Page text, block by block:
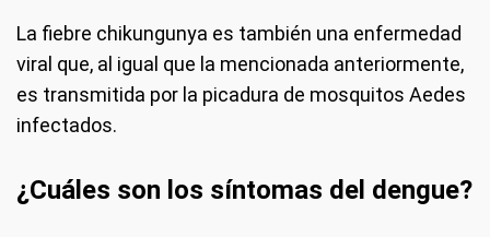
La fiebre chikungunya es también una enfermedad
viral que, al igual que la mencionada anteriormente,
es transmitida por la picadura de mosquitos Aedes
infectados.
¿Cuáles son los síntomas del dengue?